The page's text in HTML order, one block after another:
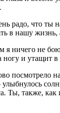
радо, что
нашу жизнь,
я ничего не
ногу и
посмотрело
также,